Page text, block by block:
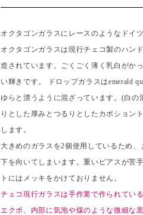
オクタゴンガラスにレースのようなドイ
オクタゴンガラスは現行チェコ製のハン
造されています。ごくごく薄く乳白がか
い輝きです。 ドロップガラスはemerald
ゆらと漂うように混ざっています。(白
りとした厚みとつるりとしたカボション
します。
大きめのガラスを2個使用しているため
下を向いてしまいます。重いピアスが苦
トにはメッキをかけておりません。
チェコ現行ガラスは手作業で作られてい
エクボ、内部に気泡や煤のような微細な